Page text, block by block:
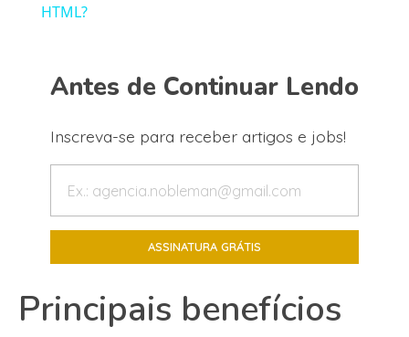
HTML?
Antes de Continuar Lendo
Inscreva-se para receber artigos e jobs!
Principais benefícios